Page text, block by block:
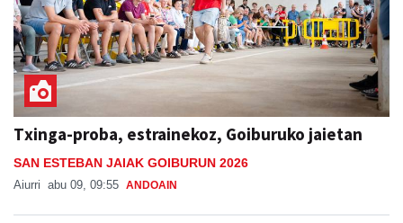
Txinga-proba, estrainekoz, Goiburuko jaietan
SAN ESTEBAN JAIAK GOIBURUN 2026
Aiurri abu 09, 09:55 ANDOAIN